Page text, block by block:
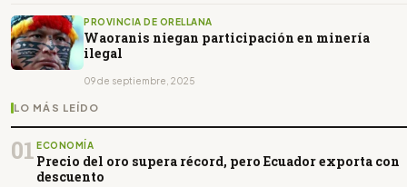
PROVINCIA DE ORELLANA
Waoranis niegan participación en minería
ilegal
09 de septiembre, 2025
LO MÁS LEÍDO
01 ECONOMÍA
Precio del oro supera récord, pero Ecuador exporta con
descuento